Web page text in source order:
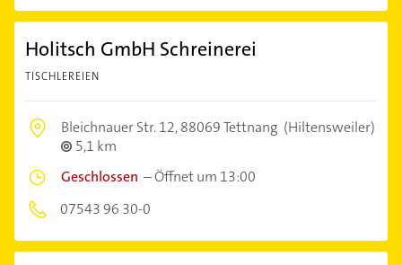
Holitsch GmbH Schreinerei
TISCHLEREIEN
Bleichnauer Str. 12,88069 Tettnang (Hiltensweiler)
5,1 km
Geschlossen –Öffnet um 13:00
07543 96 30-0